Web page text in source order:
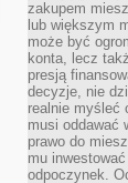
zakupem
lub większym
może być
konta, lecz
presją
decyzje, nie
realnie myśleć
musi oddawać
prawo do
mu
odpoczynek.